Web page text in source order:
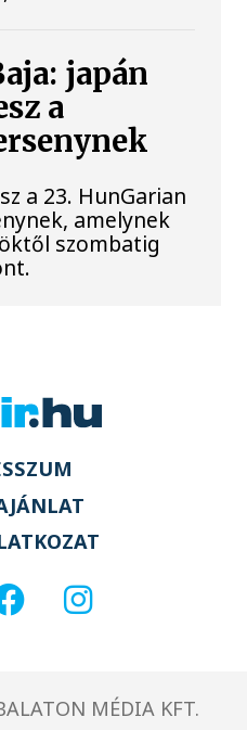
japán
a
a 23. HunGarian
amelynek
szombatig
MÉDIA KFT.